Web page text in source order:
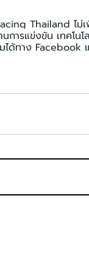
Thailand ไม่
รแข่งขัน เทคโนโ
ได้ทาง Facebook